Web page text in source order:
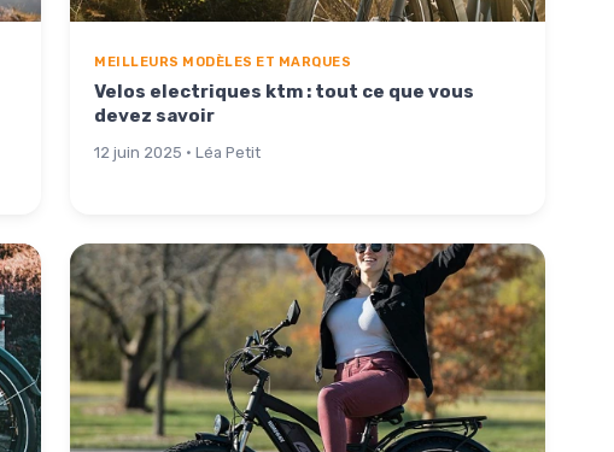
MEILLEURS MODÈLES ET MARQUES
Velos electriques ktm : tout ce que vous
devez savoir
12 juin 2025 · Léa Petit